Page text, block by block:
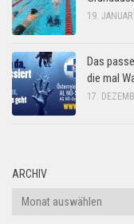
19.
Das
die mal
17.
ARCHIV
Archiv